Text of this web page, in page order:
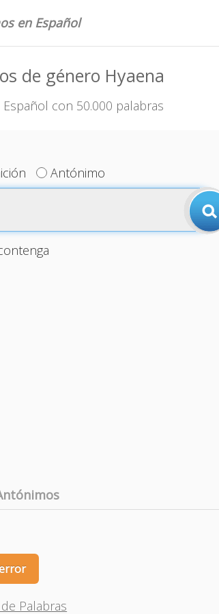
en Español
de género Hyaena
con 50.000 palabras
Antónimo
Palabras